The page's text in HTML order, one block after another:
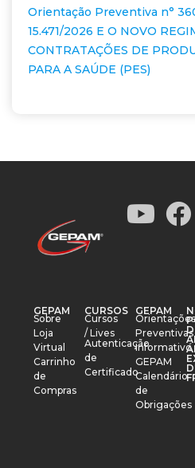
Orientação Preventiva n°
15.471/2026 E O NOVO
CONTRATAÇÕES DE
PARA A SAÚDE (PES)
GEPAM
Sobre
Loja
Virtual
Carrinho
de
Compras
CURSOS
Cursos
/ Lives
Autenticação
de
Certificado
GEPAM
Preventivas
Informativo
GEPAM
Calendário
de
Obrigações